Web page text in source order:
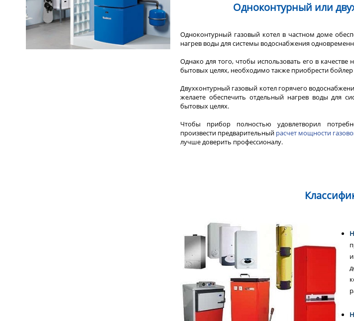
Одноконтурный или
Одноконтурный газовый котел в частном доме
нагрев воды для системы водоснабжения
Однако для того, чтобы использовать его в качестве
бытовых целях, необходимо также приобрести бойлер
Двухконтурный газовый котел горячего
желаете обеспечить отдельный нагрев воды для
бытовых целях.
Чтобы прибор полностью удовлетворил
произвести предварительный расчет мощности
лучше доверить профессионалу.